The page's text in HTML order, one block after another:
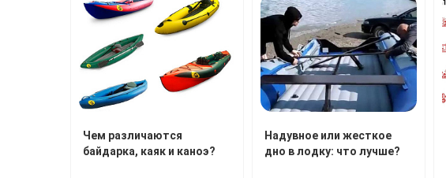
Чем различаются
байдарка, каяк и каноэ?
Надувное или жесткое
дно в лодку: что лучше?